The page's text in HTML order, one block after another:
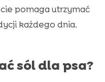
pomaga utrzymać
każdego dnia.
sól dla psa?